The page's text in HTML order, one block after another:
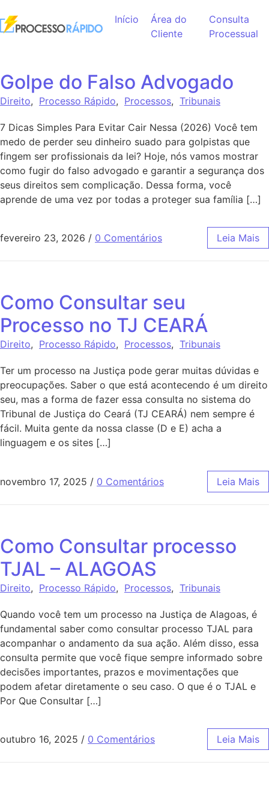
Início
Área do
Cliente
Consulta
Processual
Golpe do Falso Advogado
Direito, Processo Rápido, Processos, Tribunais
7 Dicas Simples Para Evitar Cair Nessa (2026) Você tem
medo de perder seu dinheiro suado para golpistas que
fingem ser profissionais da lei? Hoje, nós vamos mostrar
como fugir do falso advogado e garantir a segurança dos
seus direitos sem complicação. Dessa forma, você
aprende de uma vez por todas a proteger sua família […]
fevereiro 23, 2026 / 0 Comentários Leia Mais
Como Consultar seu
Processo no TJ CEARÁ
Direito, Processo Rápido, Processos, Tribunais
Ter um processo na Justiça pode gerar muitas dúvidas e
preocupações. Saber o que está acontecendo é um direito
seu, mas a forma de fazer essa consulta no sistema do
Tribunal de Justiça do Ceará (TJ CEARÁ) nem sempre é
fácil. Muita gente da nossa classe (D e E) acha a
linguagem e os sites […]
novembro 17, 2025 / 0 Comentários Leia Mais
Como Consultar processo
TJAL – ALAGOAS
Direito, Processo Rápido, Processos, Tribunais
Quando você tem um processo na Justiça de Alagoas, é
fundamental saber como consultar processo TJAL para
acompanhar o andamento da sua ação. Além disso, essa
consulta permite que você fique sempre informado sobre
decisões importantes, prazos e movimentações que
podem afetar diretamente o seu caso. O que é o TJAL e
Por Que Consultar […]
outubro 16, 2025 / 0 Comentários Leia Mais